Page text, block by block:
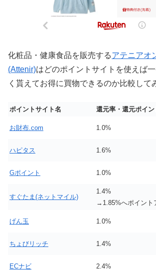
化粧品・健康食品を販売するアテニアオ
(Attenir)はどのポイントサイトを使えば
く貰えてお得に買物できるのか比較して
ポイントサイト名 還元率・還元ポイン
お財布.com 1.0%
ハピタス 1.6%
Gポイント 1.0%
すぐたま(ネットマイル)
1.4%
→1.85%へポイント
げん玉 1.0%
ちょびリッチ 1.4%
ECナビ 2.4%